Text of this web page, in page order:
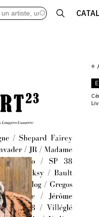
DES EXPOSITIONS
+